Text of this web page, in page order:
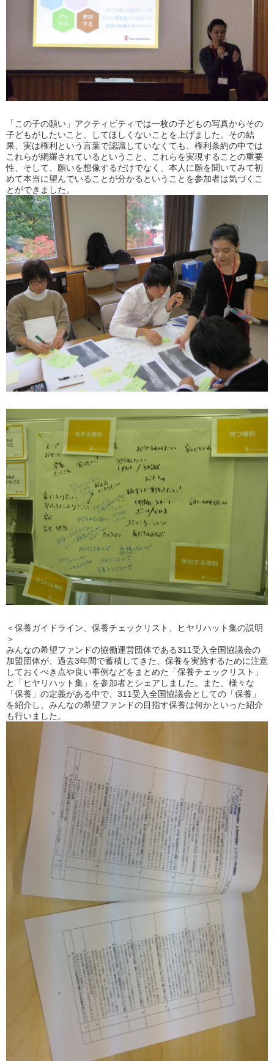
「この子の願い」アクティビティでは一枚の子どもの写真からその
子どもがしたいこと、してほしくないことを上げました。その結
果、実は権利という言葉で認識していなくても、権利条約の中では
これらが網羅されているということ、これらを実現することの重要
性、そして、願いを想像するだけでなく、本人に願を聞いてみて初
めて本当に望んでいることが分かるということを参加者は気づくこ
とができました。
＜保養ガイドライン、保養チェックリスト、ヒヤリハット集の説明
＞
みんなの希望ファンドの協働運営団体である311受入全国協議会の
加盟団体が、過去3年間で蓄積してきた、保養を実施するために注意
しておくべき点や良い事例などをまとめた「保養チェックリスト」
と「ヒヤリハット集」を参加者とシェアしました。また、様々な
「保養」の定義がある中で、311受入全国協議会としての「保養」
を紹介し、みんなの希望ファンドの目指す保養は何かといった紹介
も行いました。